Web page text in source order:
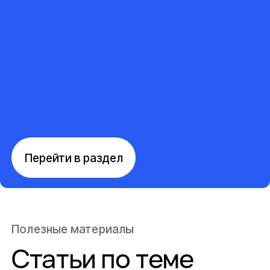
Перейти в раздел
Полезные материалы
Статьи по теме